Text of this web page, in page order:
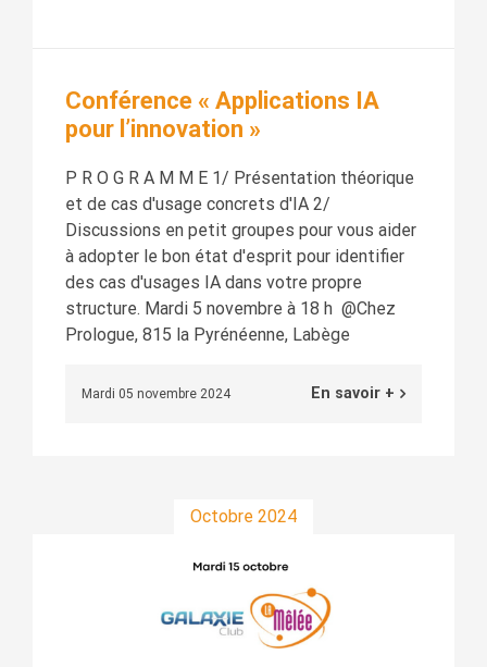
Conférence « Applications IA
pour l’innovation »
P R O G R A M M E 1/ Présentation théorique
et de cas d'usage concrets d'IA 2/
Discussions en petit groupes pour vous aider
à adopter le bon état d'esprit pour identifier
des cas d'usages IA dans votre propre
structure. Mardi 5 novembre à 18 h @Chez
Prologue, 815 la Pyrénéenne, Labège
Mardi 05 novembre 2024 En savoir +
Octobre 2024